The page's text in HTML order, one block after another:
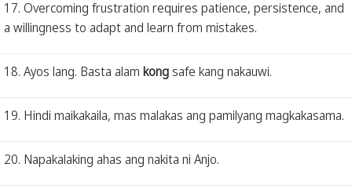
17. Overcoming frustration requires patience, persistence, and
a willingness to adapt and learn from mistakes.
18. Ayos lang. Basta alam kongsafe kang nakauwi.
19. Hindi maikakaila, mas malakas ang pamilyang magkakasama.
20. Napakalaking ahas ang nakita ni Anjo.